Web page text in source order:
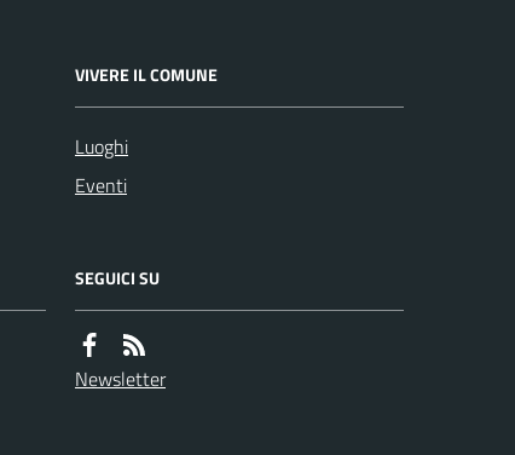
VIVERE IL COMUNE
Luoghi
Eventi
SEGUICI SU
Newsletter